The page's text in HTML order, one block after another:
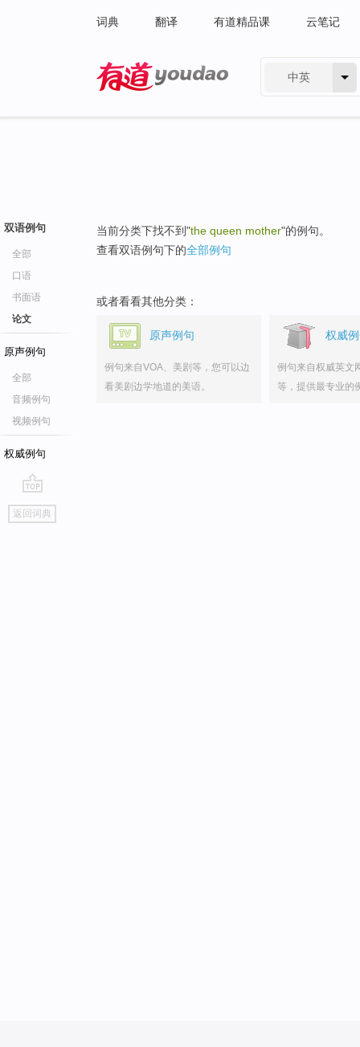
词典 翻译 有道精品课 云笔记
中英
双语例句
全部
口语
书面语
论文
原声例句
全部
音频例句
视频例句
权威例句
go
top
返回词典
当前分类下找不到"the queen mother"的例句。
查看双语例句下的全部例句
或者看看其他分类：
原声例句
例句来自VOA、美剧等，您可以边
看美剧边学地道的美语。
权威
例句来自权威英文
等，提供最专业的